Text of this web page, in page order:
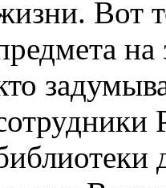
Вот
на